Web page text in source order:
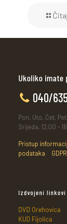
Ukoliko imate
040/
Pon, Uto, Čet,
Srijeda, 12:00 -
Pristup
podataka
GDPR
Izdvojeni linkovi
DVD Orehovica
KUD Fijolica